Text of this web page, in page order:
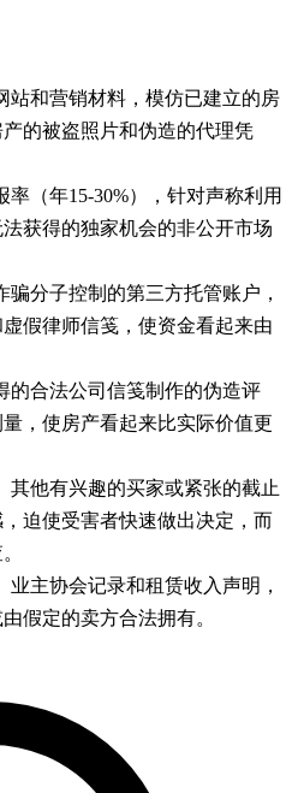
站和营销材料，模仿已建立的房
的被盗照片和伪造的代理凭
（年15-30%），针对声称利用
获得的独家机会的非公开市场
分子控制的第三方托管账户，
假律师信笺，使资金看起来由
的合法公司信笺制作的伪造评
，使房产看起来比实际价值更
其他有兴趣的买家或紧张的截止
迫使受害者快速做出决定，而
主协会记录和租赁收入声明，
假定的卖方合法拥有。